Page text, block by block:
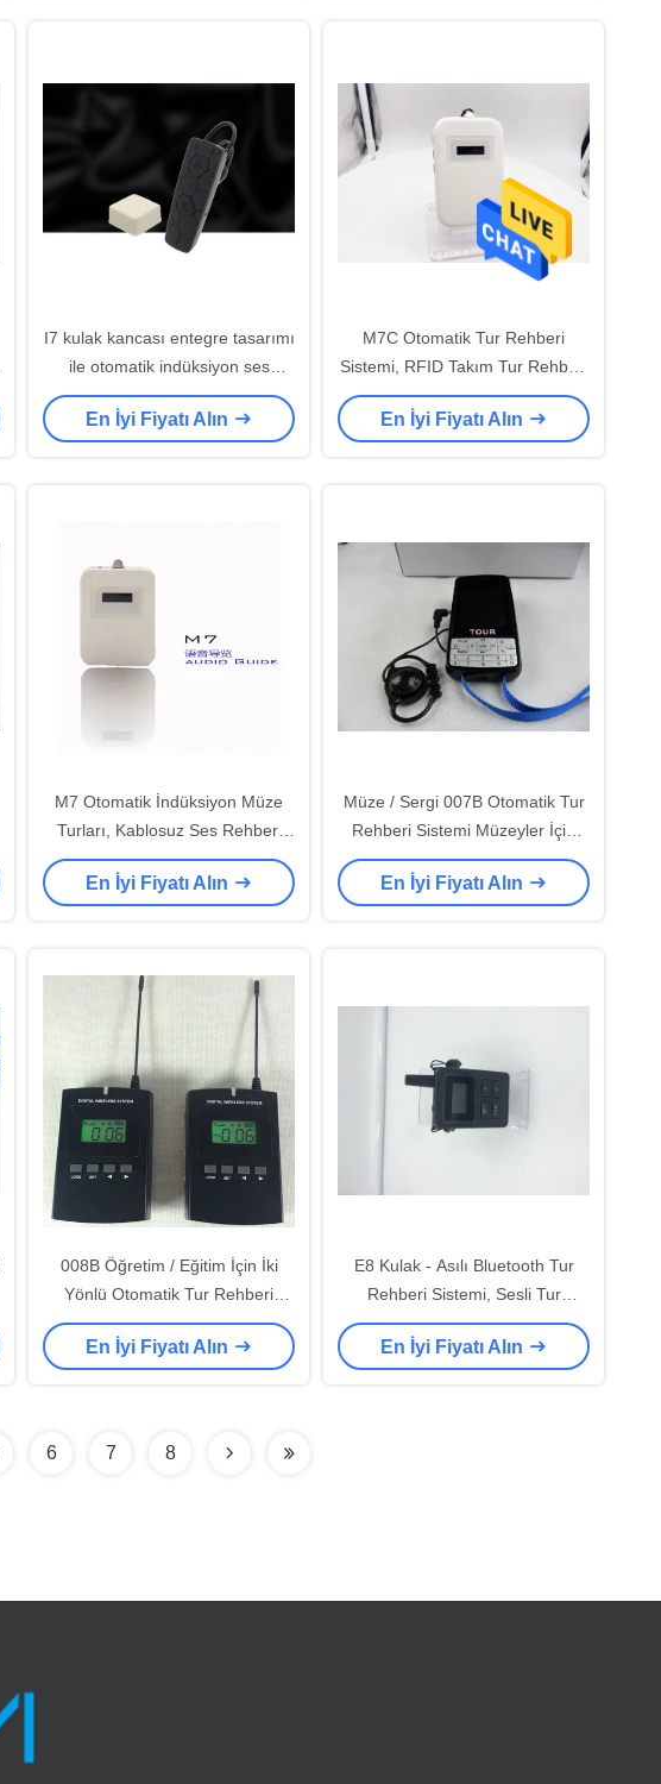
I7 kulak kancası entegre tasarımı
ile otomatik indüksiyon ses
kılavuzu
En İyi Fiyatı Alın
M7C Otomatik Tur Rehberi
Sistemi, RFID Takım Tur Rehberi
Sistemi
En İyi Fiyatı Alın
M7 Otomatik İndüksiyon Müze
Turları, Kablosuz Ses Rehberi
Sistemi
En İyi Fiyatı Alın
Müze / Sergi 007B Otomatik Tur
Rehberi Sistemi Müzeyler İçin
Sesli Turlar
En İyi Fiyatı Alın
008B Öğretim / Eğitim İçin İki
Yönlü Otomatik Tur Rehberi
Sistemi
En İyi Fiyatı Alın
E8 Kulak - Asılı Bluetooth Tur
Rehberi Sistemi, Sesli Tur
Rehberi Ekipmanı
En İyi Fiyatı Alın
6 7 8